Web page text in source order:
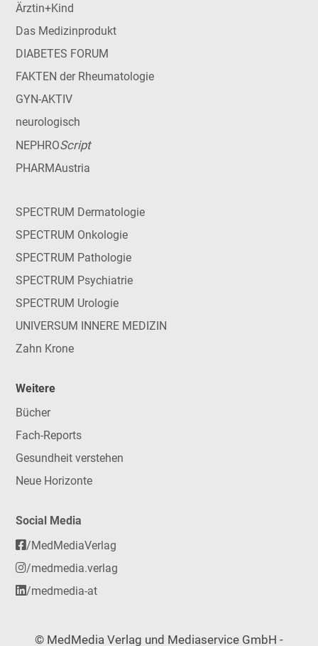
Ärztin+Kind
Das Medizinprodukt
DIABETES FORUM
FAKTEN der Rheumatologie
GYN-AKTIV
neurologisch
NEPHROScript
PHARMAustria
SPECTRUM Dermatologie
SPECTRUM Onkologie
SPECTRUM Pathologie
SPECTRUM Psychiatrie
SPECTRUM Urologie
UNIVERSUM INNERE MEDIZIN
Zahn Krone
Weitere
Bücher
Fach-Reports
Gesundheit verstehen
Neue Horizonte
Social Media
/MedMediaVerlag
/medmedia.verlag
/medmedia-at
© MedMedia Verlag und Mediaservice GmbH -